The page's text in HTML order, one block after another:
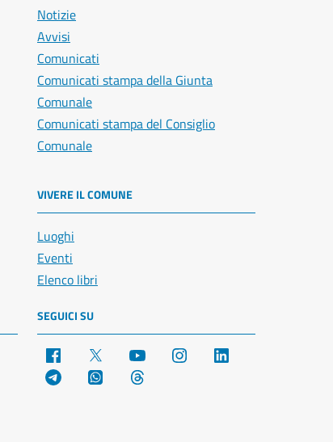
Notizie
Avvisi
Comunicati
Comunicati stampa della Giunta
Comunale
Comunicati stampa del Consiglio
Comunale
VIVERE IL COMUNE
Luoghi
Eventi
Elenco libri
SEGUICI SU
Facebook YouTube Instagram
Telegram WhatsApp